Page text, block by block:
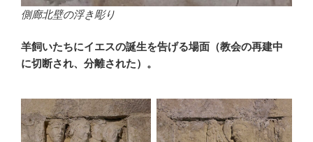
側廊北壁の浮き彫り
羊飼いたちにイエスの誕生を告げる場面（教会の再建中
に切断され、分離された）。